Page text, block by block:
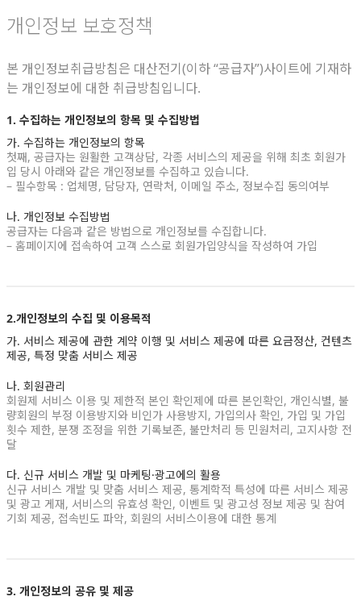
개인정보 보호정책
본 개인정보취급방침은 대산전기(이하 “공급자”)사이트에 기재하
는 개인정보에 대한 취급방침입니다.
1. 수집하는 개인정보의 항목 및 수집방법
가. 수집하는 개인정보의 항목
첫째, 공급자는 원활한 고객상담, 각종 서비스의 제공을 위해 최초 회원가
입 당시 아래와 같은 개인정보를 수집하고 있습니다.
– 필수항목 : 업체명, 담당자, 연락처, 이메일 주소, 정보수집 동의여부
나. 개인정보 수집방법
공급자는 다음과 같은 방법으로 개인정보를 수집합니다.
– 홈페이지에 접속하여 고객 스스로 회원가입양식을 작성하여 가입
2.개인정보의 수집 및 이용목적
가. 서비스 제공에 관한 계약 이행 및 서비스 제공에 따른 요금정산, 컨텐츠
제공, 특정 맞춤 서비스 제공
나. 회원관리
회원제 서비스 이용 및 제한적 본인 확인제에 따른 본인확인, 개인식별, 불
량회원의 부정 이용방지와 비인가 사용방지, 가입의사 확인, 가입 및 가입
횟수 제한, 분쟁 조정을 위한 기록보존, 불만처리 등 민원처리, 고지사항 전
달
다. 신규 서비스 개발 및 마케팅·광고에의 활용
신규 서비스 개발 및 맞춤 서비스 제공, 통계학적 특성에 따른 서비스 제공
및 광고 게재, 서비스의 유효성 확인, 이벤트 및 광고성 정보 제공 및 참여
기회 제공, 접속빈도 파악, 회원의 서비스이용에 대한 통계
3. 개인정보의 공유 및 제공